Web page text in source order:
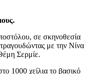
σε σκηνοθεσία
με την Νίνα
Σερμίε.
1000 χείλια το βασικό